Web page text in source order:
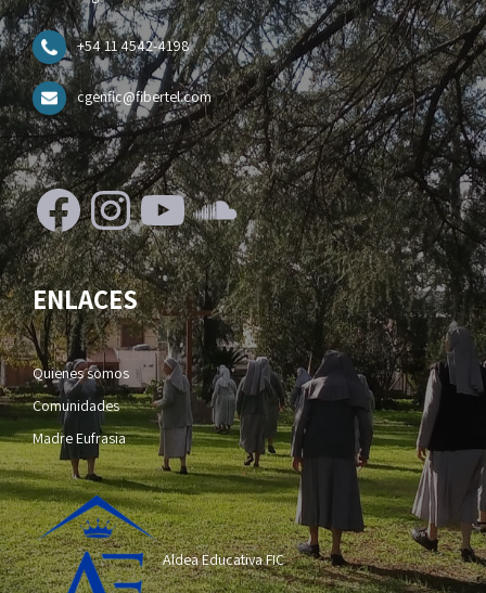
+54 11 4542-4198
cgenfic@fibertel.com
Facebook
Instagram
YouTube
SoundCloud
ENLACES
Quienes somos
Comunidades
Madre Eufrasia
Aldea Educativa FIC